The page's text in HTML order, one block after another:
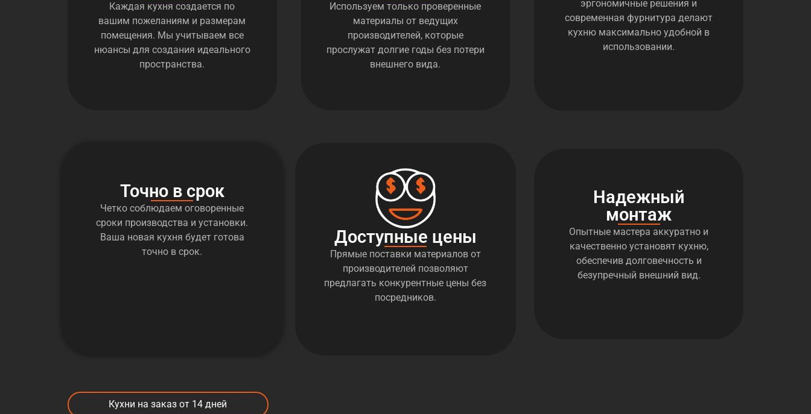
Каждая кухня создается по
вашим пожеланиям и размерам
помещения. Мы учитываем все
нюансы для создания идеального
пространства.
Используем только проверенные
материалы от ведущих
производителей, которые
прослужат долгие годы без потери
внешнего вида.
эргономичные решения и
современная фурнитура делают
кухню максимально удобной в
использовании.
Точно в срок
Четко соблюдаем оговоренные
сроки производства и установки.
Ваша новая кухня будет готова
точно в срок.
Доступные цены
Прямые поставки материалов от
производителей позволяют
предлагать конкурентные цены без
посредников.
Надежный
монтаж
Опытные мастера аккуратно и
качественно установят кухню,
обеспечив долговечность и
безупречный внешний вид.
Кухни на заказ от 14 дней